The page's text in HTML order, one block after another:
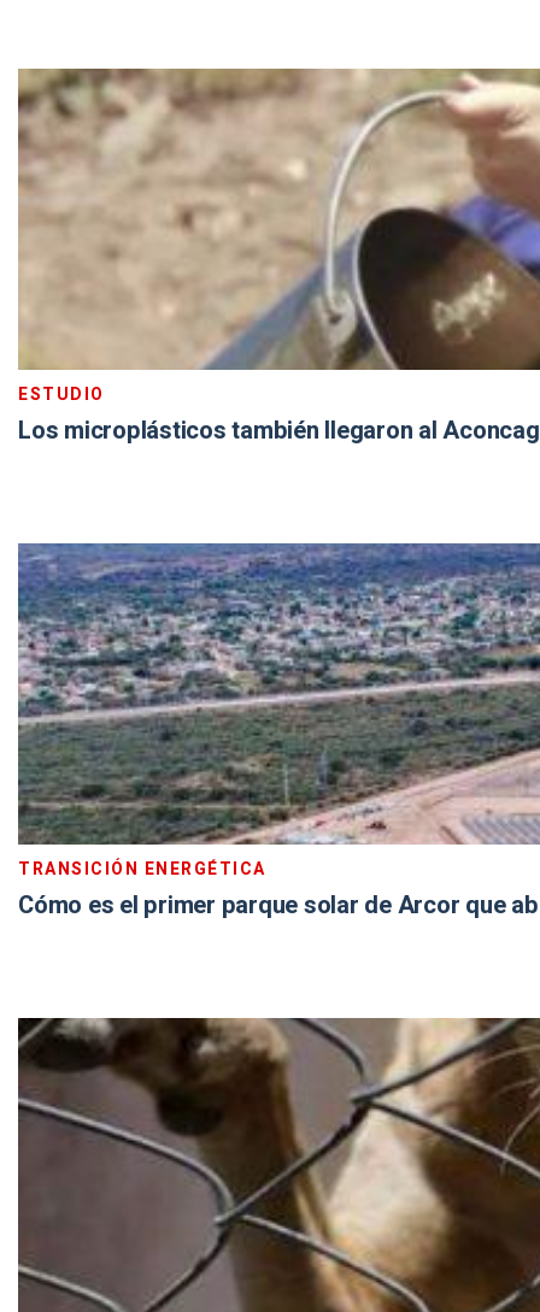
ESTUDIO
Los microplásticos también llegaron al
TRANSICIÓN ENERGÉTICA
Cómo es el primer parque solar de Arcor que